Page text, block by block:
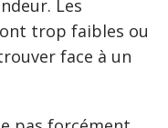
Les
trop faibles ou
face à un